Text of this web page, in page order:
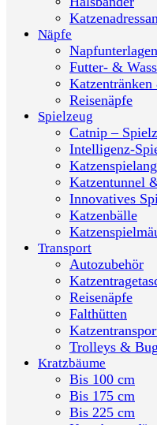
Näpfe
Napfunterlagen
Futter- &
Reisenäpfe
Spielzeug
Catnip –
Intelligenz-
Katzentunnel
Innovatives
Katzenbälle
Transport
Autozubehör
Reisenäpfe
Falthütten
Trolleys &
Kratzbäume
Bis 100 cm
Bis 175 cm
Bis 225 cm